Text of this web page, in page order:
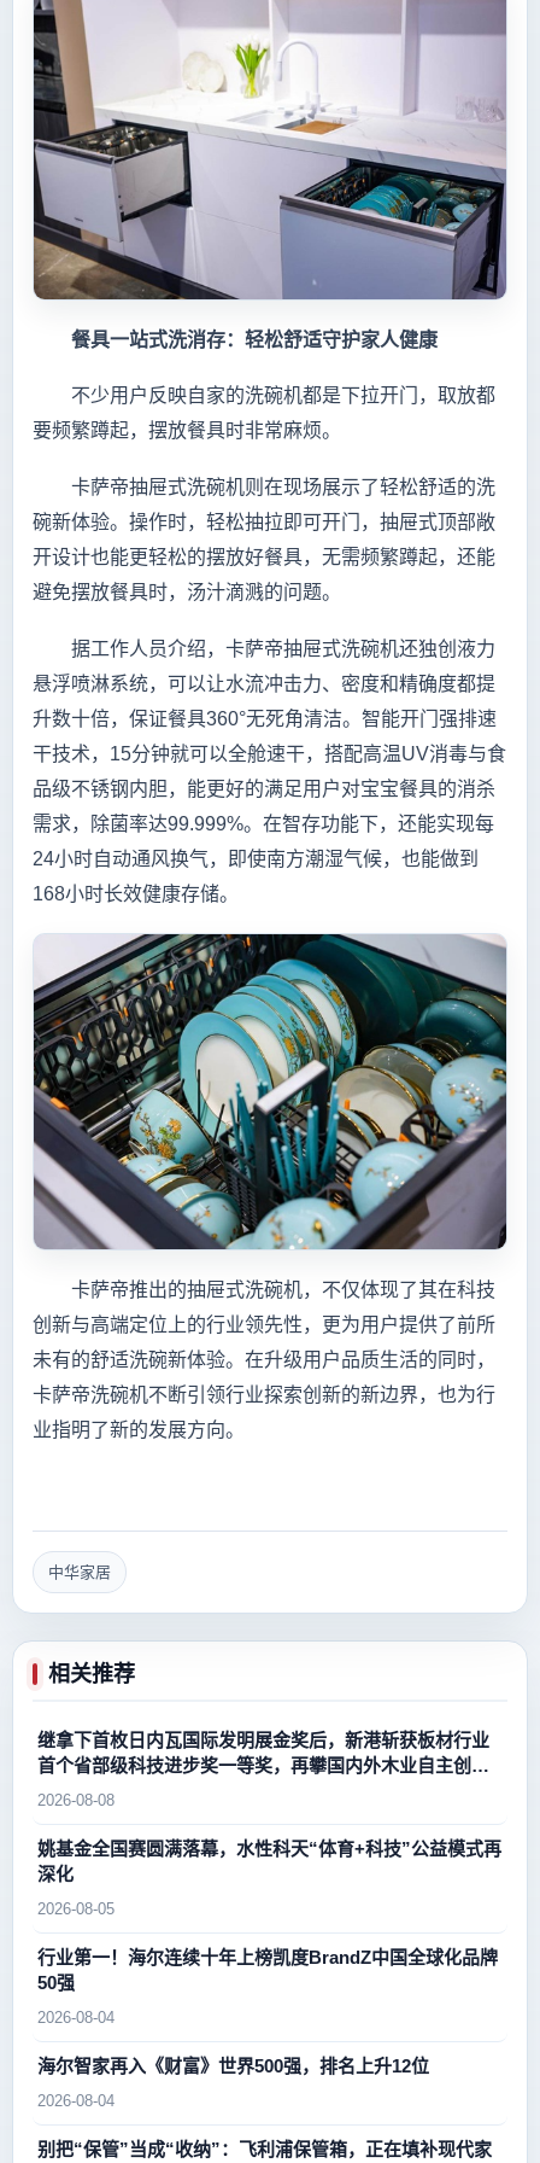
餐具一站式洗消存：轻松舒适守护家人健康
不少用户反映自家的洗碗机都是下拉开门，取放都
要频繁蹲起，摆放餐具时非常麻烦。
卡萨帝抽屉式洗碗机则在现场展示了轻松舒适的洗
碗新体验。操作时，轻松抽拉即可开门，抽屉式顶部敞
开设计也能更轻松的摆放好餐具，无需频繁蹲起，还能
避免摆放餐具时，汤汁滴溅的问题。
据工作人员介绍，卡萨帝抽屉式洗碗机还独创液力
悬浮喷淋系统，可以让水流冲击力、密度和精确度都提
升数十倍，保证餐具360°无死角清洁。智能开门强排速
干技术，15分钟就可以全舱速干，搭配高温UV消毒与食
品级不锈钢内胆，能更好的满足用户对宝宝餐具的消杀
需求，除菌率达99.999%。在智存功能下，还能实现每
24小时自动通风换气，即使南方潮湿气候，也能做到
168小时长效健康存储。
卡萨帝推出的抽屉式洗碗机，不仅体现了其在科技
创新与高端定位上的行业领先性，更为用户提供了前所
未有的舒适洗碗新体验。在升级用户品质生活的同时，
卡萨帝洗碗机不断引领行业探索创新的新边界，也为行
业指明了新的发展方向。
中华家居
相关推荐
继拿下首枚日内瓦国际发明展金奖后，新港斩获板材行业
首个省部级科技进步奖一等奖，再攀国内外木业自主创新
新高峰
2026-08-08
姚基金全国赛圆满落幕，水性科天“体育+科技”公益模式再
深化
2026-08-05
行业第一！海尔连续十年上榜凯度BrandZ中国全球化品牌
50强
2026-08-04
海尔智家再入《财富》世界500强，排名上升12位
2026-08-04
别把“保管”当成“收纳”：飞利浦保管箱，正在填补现代家